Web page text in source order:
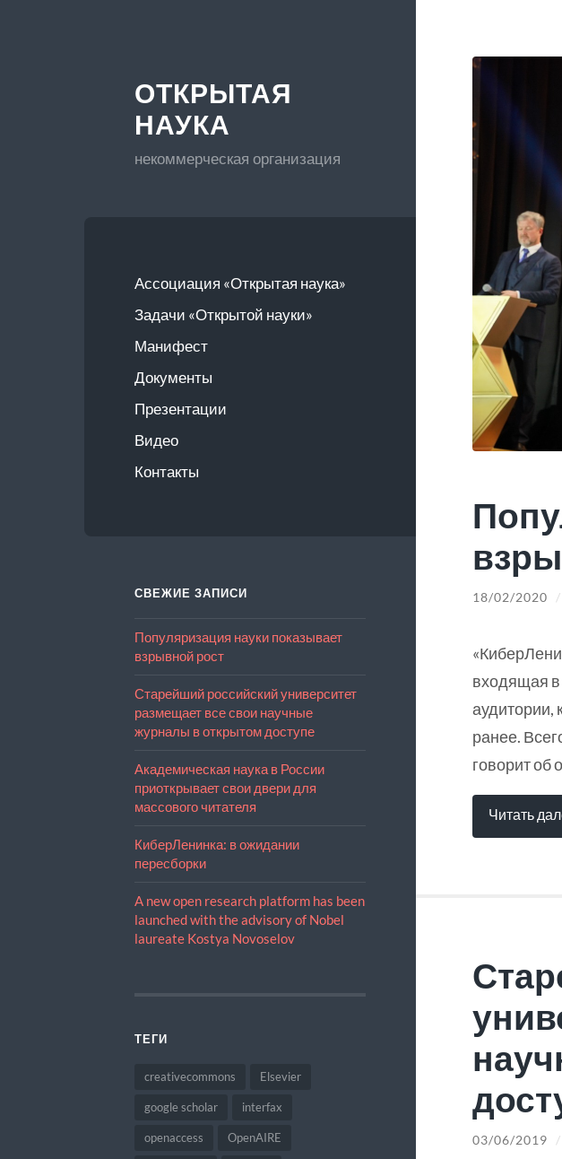
ОТКРЫТАЯ
НАУКА
некоммерческая организация
Ассоциация «Открытая наука»
Задачи «Открытой науки»
Манифест
Документы
Презентации
Видео
Контакты
СВЕЖИЕ ЗАПИСИ
Популяризация науки показывает
взрывной рост
Старейший российский университет
размещает все свои научные
журналы в открытом доступе
Академическая наука в России
приоткрывает свои двери для
массового читателя
КиберЛенинка: в ожидании
пересборки
A new open research platform has been
launched with the advisory of Nobel
laureate Kostya Novoselov
ТЕГИ
creativecommons Elsevier
google scholar interfax
openaccess OpenAIRE
18/02/2020 /
входящая в
аудитории,
ранее.
говорит об
Читать
03/06/2019 /